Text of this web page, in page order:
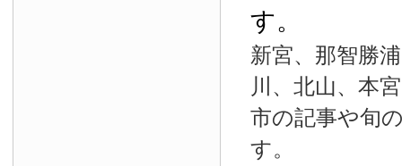
す。
新宮、那智勝
川、北山、本
市の記事や旬
す。